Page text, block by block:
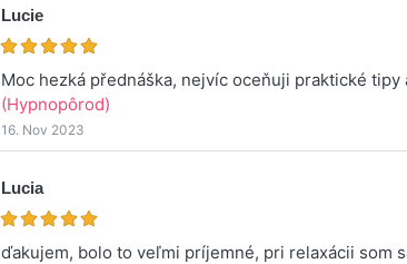
Lucie
Moc hezká přednáška, nejvíc oceňuji praktické tipy
(Hypnopôrod)
16. Nov 2023
Lucia
ďakujem, bolo to veľmi príjemné, pri relaxácii som